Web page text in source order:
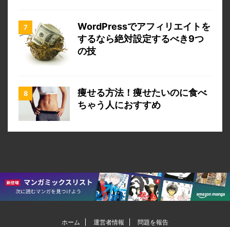
WordPressでアフィリエイトを
するなら絶対設定するべき9つ
の技
痩せる方法！痩せたいのに食べ
ちゃう人におすすめ
ホーム 運営者情報 問題を報告